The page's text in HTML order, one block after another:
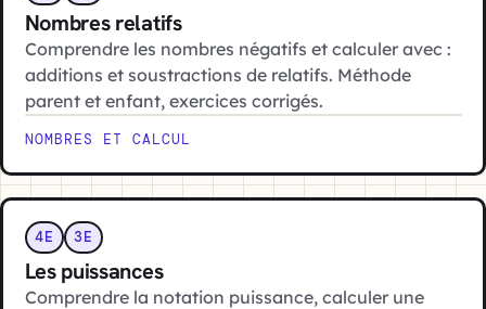
Nombres relatifs
Comprendre les nombres négatifs et calculer avec :
additions et soustractions de relatifs. Méthode
parent et enfant, exercices corrigés.
NOMBRES ET CALCUL
4E 3E
Les puissances
Comprendre la notation puissance, calculer une